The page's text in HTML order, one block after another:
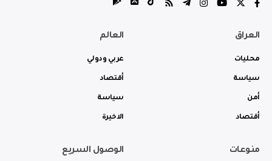
العراق
محليات
سياسة
أمن
أقتصاد
العالم
عربي ودولي
أقتصاد
سياسة
الاخيرة
منوعات الوصول السريع